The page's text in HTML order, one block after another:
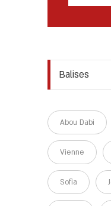
Balises
Abou Dabi
Vienne
Sofia